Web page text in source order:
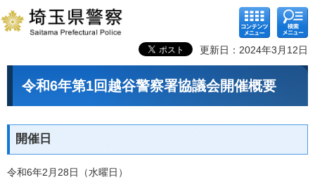
コンテ
ンツメ
ニュー
検索メ
ニュー
更新日：2024年3月12日
令和6年第1回越谷警察署協議会開催概要
開催日
令和6年2月28日（水曜日）